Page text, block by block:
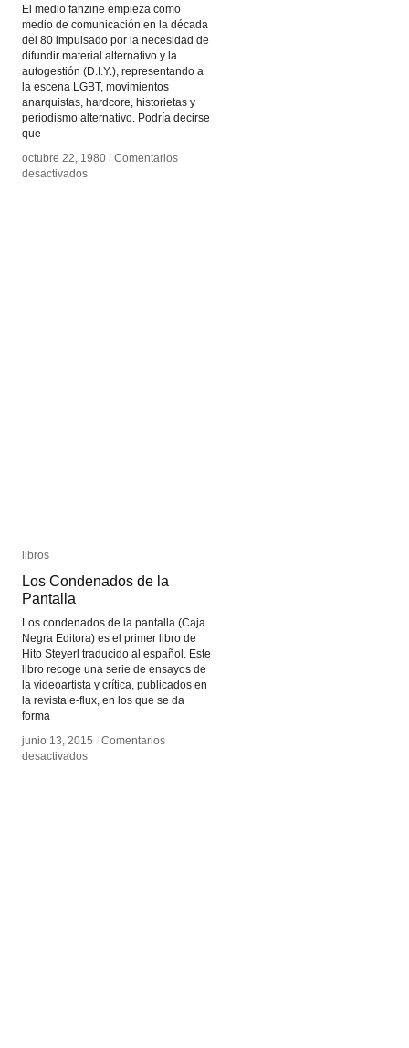
El medio fanzine empieza como
medio de comunicación en la década
del 80 impulsado por la necesidad de
difundir material alternativo y la
autogestión (D.I.Y.), representando a
la escena LGBT, movimientos
anarquistas, hardcore, historietas y
periodismo alternativo. Podría decirse
que
octubre 22, 1980 / Comentarios
desactivadosen
octubre 22, 1980 / Comentarios
desactivadosen
libros
Los Condenados de la
Pantalla
Los condenados de la pantalla (Caja
Negra Editora) es el primer libro de
Hito Steyerl traducido al español. Este
libro recoge una serie de ensayos de
la videoartista y crítica, publicados en
la revista e-flux, en los que se da
forma
junio 13, 2015 / Comentarios
desactivadosen
libros
Los Condenados de la
Pantalla
junio 13, 2015 / Comentarios
desactivadosen